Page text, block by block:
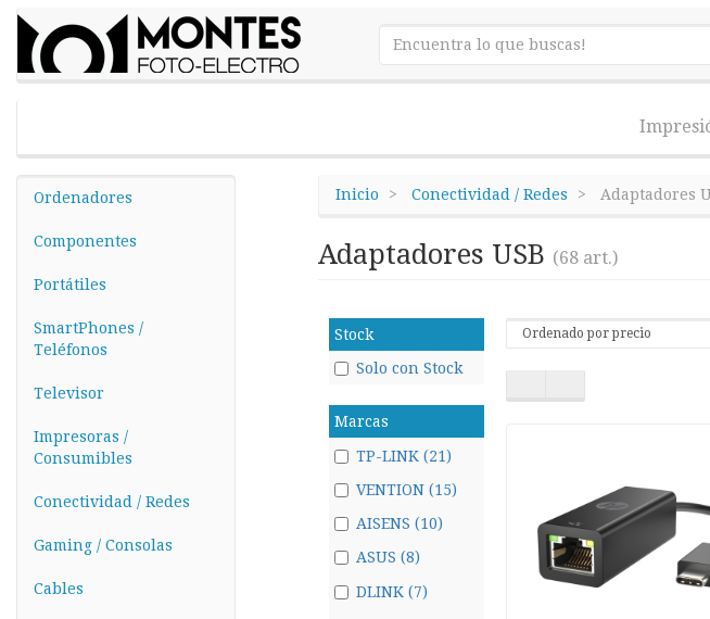
Ordenadores
Componentes
Portátiles
SmartPhones /
Teléfonos
Televisor
Impresoras /
Consumibles
Conectividad / Redes
Gaming / Consolas
Cables
Inicio Conectividad / Redes Adaptadores
Adaptadores USB (68 art.)
Stock
Solo con Stock
Marcas
TP-LINK (21)
VENTION (15)
AISENS (10)
ASUS (8)
DLINK (7)